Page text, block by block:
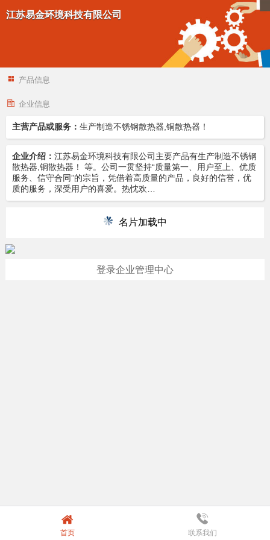
江苏易金环境科技有限公司
产品信息
企业信息
主营产品或服务： 生产制造不锈钢散热器,铜散热器！
企业介绍： 江苏易金环境科技有限公司主要产品有生产制造不锈钢
散热器,铜散热器！ 等。公司一贯坚持“质量第一、用户至上、优质
服务、信守合同”的宗旨，凭借着高质量的产品，良好的信誉，优
质的服务，深受用户的喜爱。热忱欢…
名片加载中
登录企业管理中心
首页 联系我们